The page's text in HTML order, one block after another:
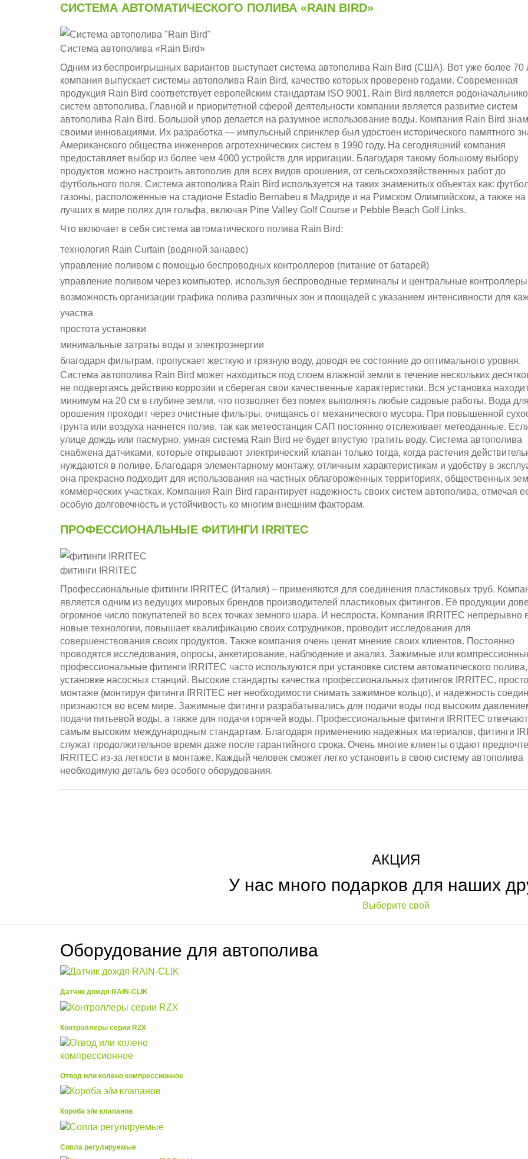
СИСТЕМА АВТОМАТИЧЕСКОГО ПОЛИВА «RAIN BIRD»
Система автополива «Rain Bird»
Одним из беспроигрышных вариантов выступает система автополива Rain Bird (США). Вот уже более 70
компания выпускает системы автополива Rain Bird, качество которых проверено годами. Современная
продукция Rain Bird соответствует европейским стандартам ISO 9001. Rain Bird является
систем автополива. Главной и приоритетной сферой деятельности компании является развитие систем
автополива Rain Bird. Большой упор делается на разумное использование воды. Компания Rain Bird
своими инновациями. Их разработка — импульсный спринклер был удостоен исторического памятного
Американского общества инженеров агротехнических систем в 1990 году. На сегодняшний компания
предоставляет выбор из более чем 4000 устройств для ирригации. Благодаря такому большому выбору
продуктов можно настроить автополив для всех видов орошения, от сельскохозяйственных работ до
футбольного поля. Система автополива Rain Bird используется на таких знаменитых объектах как:
газоны, расположенные на стадионе Estadio Bernabeu в Мадриде и на Римском Олимпийском, а также на
лучших в мире полях для гольфа, включая Pine Valley Golf Course и Pebble Beach Golf Links.
Что включает в себя система автоматического полива Rain Bird:
технология Rain Curtain (водяной занавес)
управление поливом с помощью беспроводных контроллеров (питание от батарей)
управление поливом через компьютер, используя беспроводные терминалы и центральные контроллеры
возможность организации графика полива различных зон и площадей с указанием интенсивности для
участка
простота установки
минимальные затраты воды и электроэнергии
благодаря фильтрам, пропускает жесткую и грязную воду, доводя ее состояние до оптимального уровня.
Система автополива Rain Bird может находиться под слоем влажной земли в течение нескольких
не подвергаясь действию коррозии и сберегая свои качественные характеристики. Вся установка
минимум на 20 см в глубине земли, что позволяет без помех выполнять любые садовые работы. Вода для
орошения проходит через очистные фильтры, очищаясь от механического мусора. При повышенной
грунта или воздуха начнется полив, так как метеостанция САП постоянно отслеживает метеоданные.
улице дождь или пасмурно, умная система Rain Bird не будет впустую тратить воду. Система автополива
снабжена датчиками, которые открывают электрический клапан только тогда, когда растения
нуждаются в поливе. Благодаря элементарному монтажу, отличным характеристикам и удобству в
она прекрасно подходит для использования на частных облагороженных территориях, общественных
коммерческих участках. Компания Rain Bird гарантирует надежность своих систем автополива, отмечая
особую долговечность и устойчивость ко многим внешним факторам.
ПРОФЕССИОНАЛЬНЫЕ ФИТИНГИ IRRITEC
фитинги IRRITEC
Профессиональные фитинги IRRITEC (Италия) – применяются для соединения пластиковых труб.
является одним из ведущих мировых брендов производителей пластиковых фитингов. Её продукции
огромное число покупателей во всех точках земного шара. И неспроста. Компания IRRITEC непрерывно
новые технологии, повышает квалификацию своих сотрудников, проводит исследования для
совершенствования своих продуктов. Также компания очень ценит мнение своих клиентов. Постоянно
проводятся исследования, опросы, анкетирование, наблюдение и анализ. Зажимные или
профессиональные фитинги IRRITEC часто используются при установке систем автоматического
установке насосных станций. Высокие стандарты качества профессиональных фитингов IRRITEC,
монтаже (монтируя фитинги IRRITEC нет необходимости снимать зажимное кольцо), и надежность
признаются во всем мире. Зажимные фитинги разрабатывались для подачи воды под высоким
подачи питьевой воды, а также для подачи горячей воды. Профессиональные фитинги IRRITEC отвечают
самым высоким международным стандартам. Благодаря применению надежных материалов, фитинги
служат продолжительное время даже после гарантийного срока. Очень многие клиенты отдают
IRRITEC из-за легкости в монтаже. Каждый человек сможет легко установить в свою систему автополива
необходимую деталь без особого оборудования.
АКЦИЯ
У нас много подарков для наших
Выберите свой
Оборудование для автополива
Датчик дождя RAIN-CLIK
Контроллеры серии RZX
Отвод или колено компрессионное
Короба э/м клапанов
Сопла регулируемые